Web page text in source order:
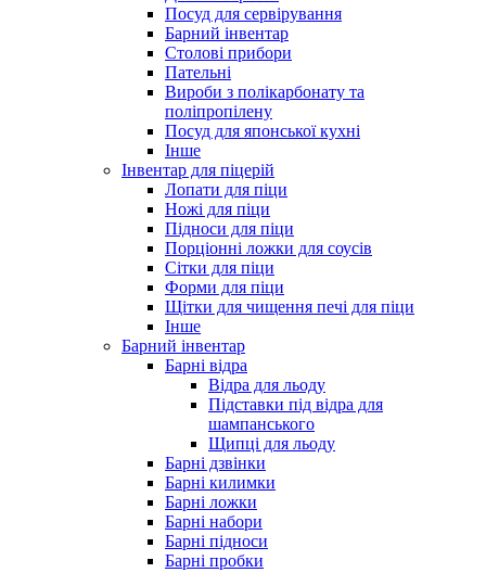
Посуд для сервірування
Барний інвентар
Столові прибори
Пательні
Вироби з полікарбонату та
поліпропілену
Посуд для японської кухні
Інше
Інвентар для піцерій
Лопати для піци
Ножі для піци
Підноси для піци
Порціонні ложки для соусів
Сітки для піци
Форми для піци
Щітки для чищення печі для піци
Інше
Барний інвентар
Барні відра
Відра для льоду
Підставки під відра для
шампанського
Щипці для льоду
Барні дзвінки
Барні килимки
Барні ложки
Барні набори
Барні підноси
Барні пробки